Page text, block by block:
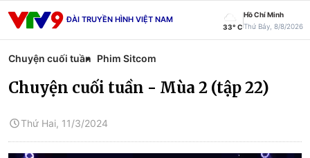
ĐÀI TRUYỀN HÌNH VIỆT NAM
33° C
Hồ Chí Minh
Thứ Bảy, 8/8/2026
Chuyện cuối tuần Phim Sitcom
Chuyện cuối tuần - Mùa 2 (tập 22)
Thứ Hai, 11/3/2024